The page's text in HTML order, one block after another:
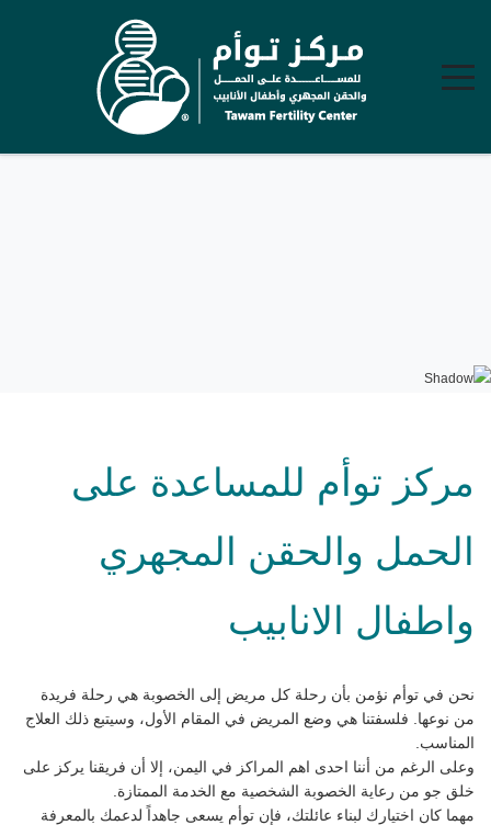
مركز توأم للمساعدة على
الحمل والحقن المجهري
واطفال الانابيب
نحن في توأم نؤمن بأن رحلة كل مريض إلى الخصوبة هي رحلة فريدة
من نوعها. فلسفتنا هي وضع المريض في المقام الأول، وسيتبع ذلك العلاج
المناسب.
وعلى الرغم من أننا احدى اهم المراكز في اليمن، إلا أن فريقنا يركز على
خلق جو من رعاية الخصوبة الشخصية مع الخدمة الممتازة.
مهما كان اختيارك لبناء عائلتك، فإن توأم يسعى جاهداً لدعمك بالمعرفة